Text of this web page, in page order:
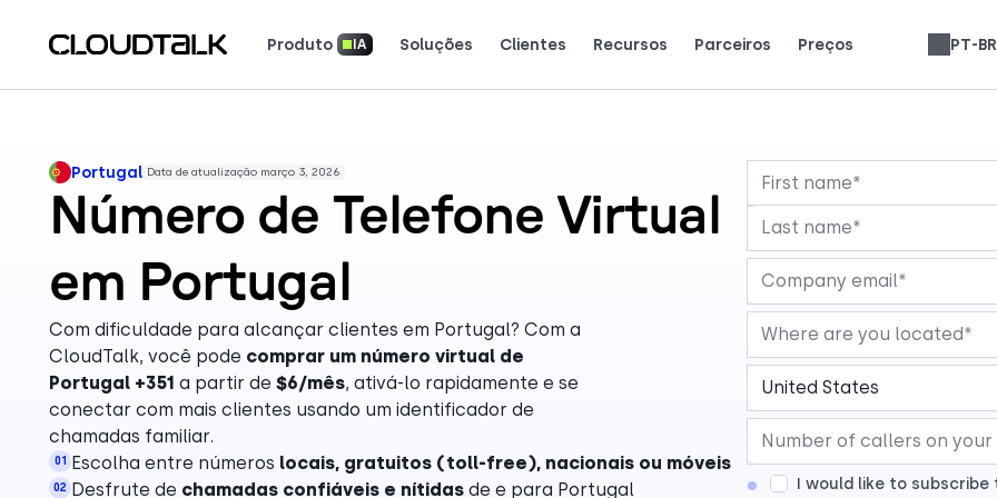
Produto IA Soluções Clientes Recursos Parceiros Preços PT-BR
Portugal Data de atualização março 3, 2026
Número de Telefone Virtual
em Portugal
Com dificuldade para alcançar clientes em Portugal? Com a
CloudTalk, você pode comprar um número virtual de
Portugal +351 a partir de $6/mês, ativá-lo rapidamente e se
conectar com mais clientes usando um identificador de
chamadas familiar.
01 Escolha entre números locais, gratuitos (toll-free), nacionais ou móveis
02 Desfrute de chamadas confiáveis e nítidas de e para Portugal
I would like to